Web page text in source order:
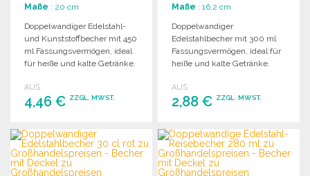
Maße : 20 cm
Doppelwandiger Edelstahl-
und Kunststoffbecher mit 450
ml Fassungsvermögen, ideal
für heiße und kalte Getränke.
AUS
4,46 € ZZGL. MWST.
BESTELLEN
Angebot anfordern
Maße : 16.2 cm
Doppelwandiger
Edelstahlbecher mit 300 ml
Fassungsvermögen, ideal für
heiße und kalte Getränke.
AUS
2,88 € ZZGL. MWST.
BESTELLEN
Angebot anfordern